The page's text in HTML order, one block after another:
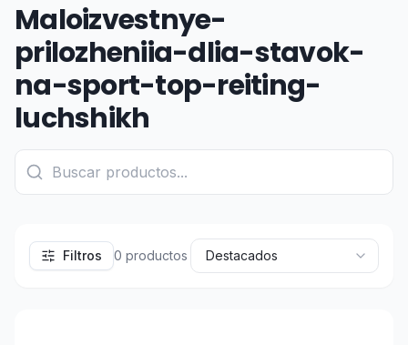
Maloizvestnye-
prilozheniia-dlia-stavok-
na-sport-top-reiting-
luchshikh
Filtros 0 productos